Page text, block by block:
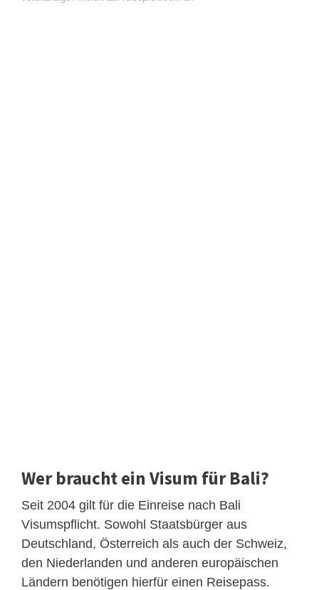
Wer braucht ein Visum für Bali?
Seit 2004 gilt für die Einreise nach Bali
Visumspflicht. Sowohl Staatsbürger aus
Deutschland, Österreich als auch der Schweiz,
den Niederlanden und anderen europäischen
Ländern benötigen hierfür einen Reisepass.